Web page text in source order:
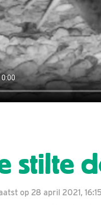
stilte
op 28 april 2021,